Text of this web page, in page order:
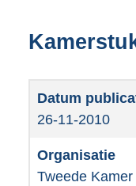
26-11-2010
Tweede